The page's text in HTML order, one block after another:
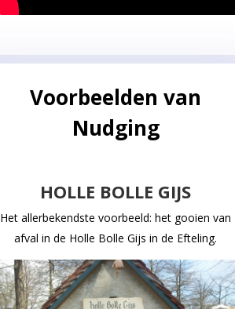
Voorbeelden van
Nudging
HOLLE BOLLE GIJS
Het allerbekendste voorbeeld: het gooien van
afval in de Holle Bolle Gijs in de Efteling.